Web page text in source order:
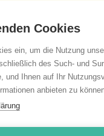
0
Cookies
ein, um die Nutzung
des Such- und
und Ihnen auf Ihr
anbieten zu